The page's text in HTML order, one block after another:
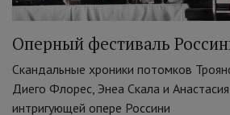
Оперный фестиваль
Скандальные хроники потомков
Диего Флорес, Энеа Скала и
интригующей опере Россини